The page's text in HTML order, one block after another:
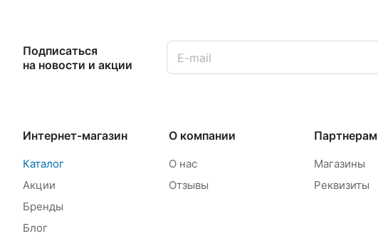
Подписаться
на новости и акции
Интернет-магазин
Каталог
Акции
Бренды
Блог
О компании
О нас
Отзывы
Партнерам
Магазины
Реквизиты